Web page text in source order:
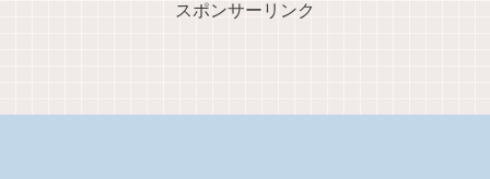
スポンサーリンク